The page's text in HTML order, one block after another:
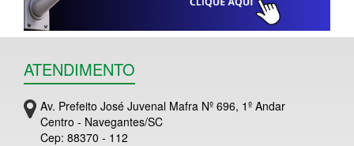
ATENDIMENTO
Av. Prefeito José Juvenal Mafra Nº 696, 1º Andar
Centro - Navegantes/SC
Cep: 88370 - 112